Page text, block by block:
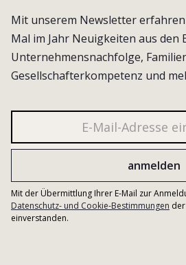
Mit unserem Newsletter
Mal im Jahr Neuigkeiten aus den
Unternehmensnachfolge,
Gesellschafterkompetenz und
Mit der Übermittlung Ihrer E-Mail zur
Datenschutz- und Cookie-Bestimmungen
einverstanden.